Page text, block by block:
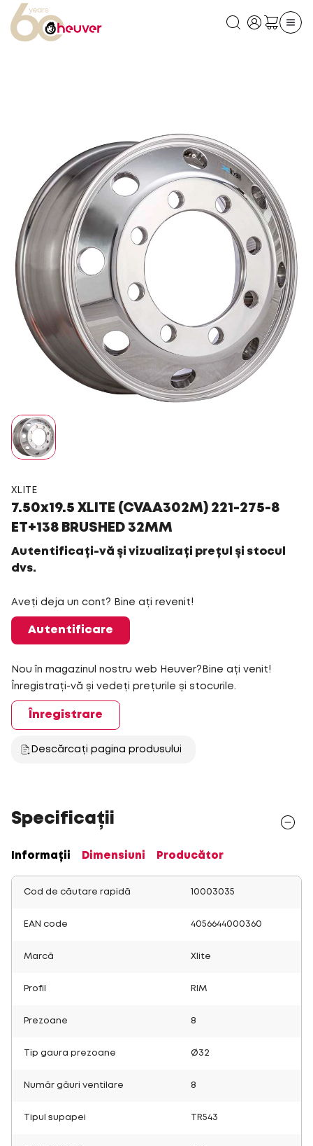
XLITE
7.50x19.5 XLITE (CVAA302M) 221-275-8
ET+138 BRUSHED 32MM
Autentificați-vă și vizualizați prețul și stocul
dvs.
Aveți deja un cont? Bine ați revenit!
Autentificare
Nou în magazinul nostru web Heuver?Bine ați venit!
Înregistrați-vă și vedeți prețurile și stocurile.
Înregistrare
Descărcați pagina produsului
Specificații
Informații Dimensiuni Producător
Cod de căutare rapidă 10003035
EAN code 4056644000360
Marcă Xlite
Profil RIM
Prezoane 8
Tip gaura prezoane Ø32
Număr găuri ventilare 8
Tipul supapei TR543